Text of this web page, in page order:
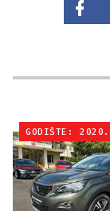
GODIŠTE: 2020.